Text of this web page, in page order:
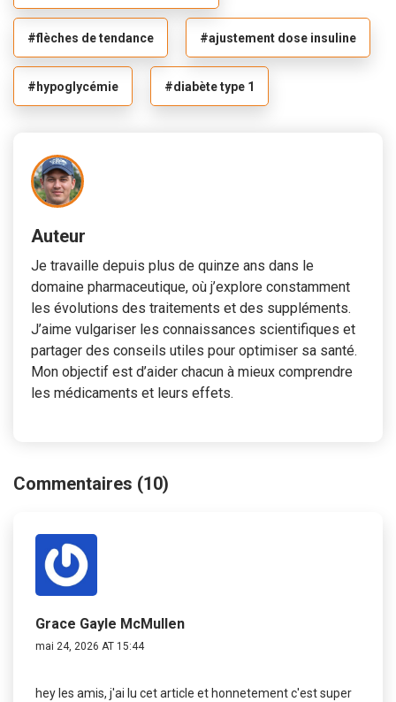
#flèches de tendance #ajustement dose insuline
#hypoglycémie #diabète type 1
Auteur
Je travaille depuis plus de quinze ans dans le
domaine pharmaceutique, où j’explore constamment
les évolutions des traitements et des suppléments.
J’aime vulgariser les connaissances scientifiques et
partager des conseils utiles pour optimiser sa santé.
Mon objectif est d’aider chacun à mieux comprendre
les médicaments et leurs effets.
Commentaires (10)
Grace Gayle McMullen
mai 24, 2026 AT 15:44
hey les amis, j'ai lu cet article et honnetement c'est super